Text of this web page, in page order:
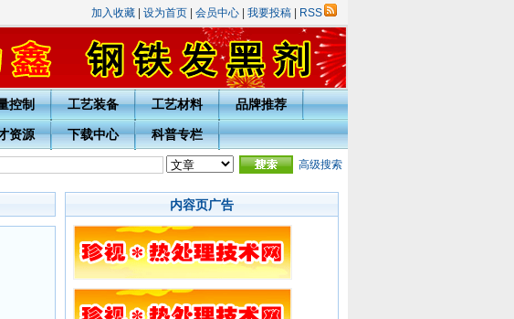
加入收藏 设为首页 会员中心 我要投稿 RSS
控制 工艺装备 工艺材料 品牌推荐
资源 下载中心 科普专栏
关于开展20周年庆表彰评选活动的通知 热处理技术网投稿指南 ·宁波市热处理学会会员入会须知
高级搜索
内容页广告